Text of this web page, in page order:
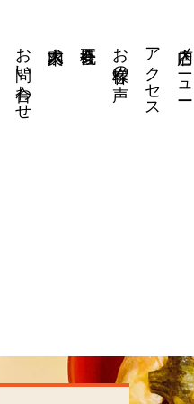
店内メニュー
アクセス
お客様の声
お問い合わせ